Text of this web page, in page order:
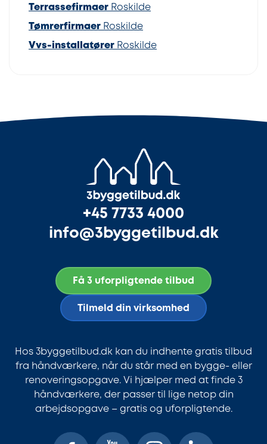
Terrassefirmaer Roskilde
Tømrerfirmaer Roskilde
Vvs-installatører Roskilde
+45 7733 4000
info@3byggetilbud.dk
Få 3 uforpligtende tilbud
Tilmeld din virksomhed
Hos 3byggetilbud.dk kan du indhente gratis tilbud
fra håndværkere, når du står med en bygge- eller
renoveringsopgave. Vi hjælper med at finde 3
håndværkere, der passer til lige netop din
arbejdsopgave – gratis og uforpligtende.